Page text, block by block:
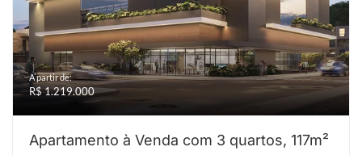
A partir de:
R$ 1.219.000
Apartamento à Venda com 3 quartos, 117m²